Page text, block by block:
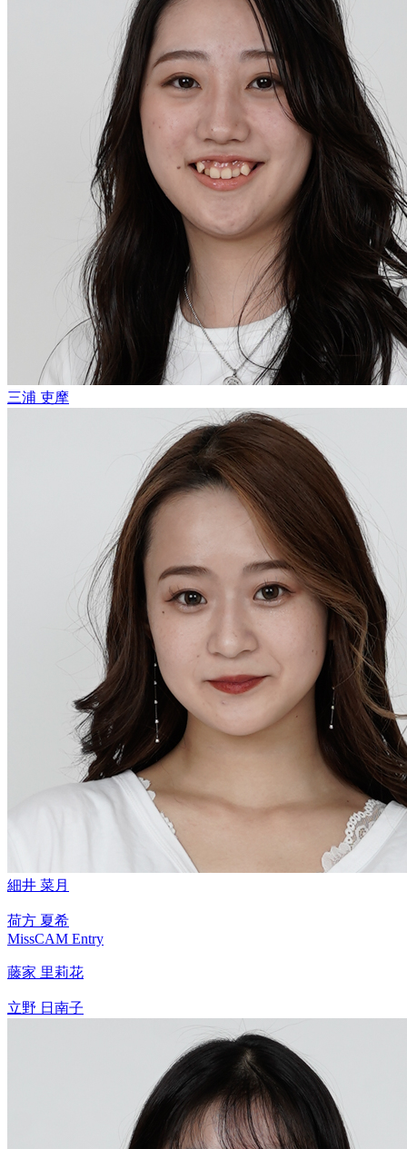
三浦 吏摩
細井 菜月
荷方 夏希
MissCAM Entry
藤家 里莉花
立野 日南子